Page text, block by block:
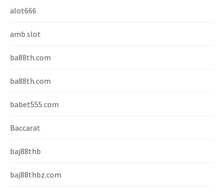
alot666
amb slot
ba88th.com
ba88th.com
babet555.com
Baccarat
baj88thb
baj88thbz.com